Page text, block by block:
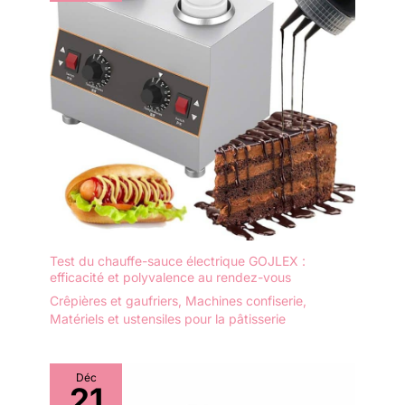
Test du chauffe-sauce électrique GOJLEX :
efficacité et polyvalence au rendez-vous
Crêpières et gaufriers Machines confiserie
Matériels et ustensiles pour la pâtisserie
Déc